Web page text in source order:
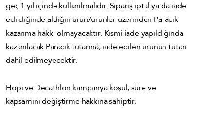
geç 1 yıl içinde kullanılmalıdır. Sipariş iptal ya da iade
edildiğinde aldığın ürün/ürünler üzerinden Paracık
kazanma hakkı olmayacaktır. Kısmi iade yapıldığında
kazanılacak Paracık tutarına, iade edilen ürünün tutarı
dahil edilmeyecektir.
Hopi ve Decathlon kampanya koşul, süre ve
kapsamını değiştirme hakkına sahiptir.